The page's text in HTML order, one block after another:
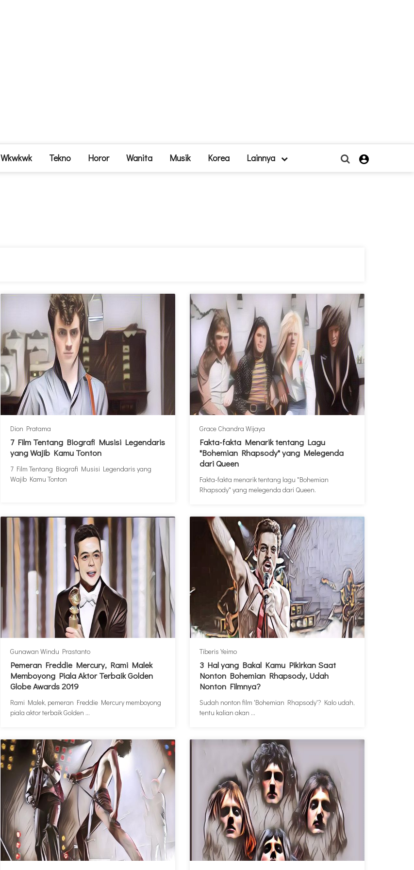
Wkwkwk Tekno Horor Wanita Musik Korea Lainnya 
Dion Pratama
7 Film Tentang Biografi Musisi Legendaris
yang Wajib Kamu Tonton
7 Film Tentang Biografi Musisi Legendaris yang
Wajib Kamu Tonton
Grace Chandra Wijaya
Fakta-fakta Menarik tentang Lagu
"Bohemian Rhapsody" yang Melegenda
dari Queen
Fakta-fakta menarik tentang lagu "Bohemian
Rhapsody" yang melegenda dari Queen.
Gunawan Windu Prastanto
Pemeran Freddie Mercury, Rami Malek
Memboyong Piala Aktor Terbaik Golden
Globe Awards 2019
Rami Malek, pemeran Freddie Mercury memboyong
piala aktor terbaik Golden ...
Tiberis Yeimo
3 Hal yang Bakal Kamu Pikirkan Saat
Nonton Bohemian Rhapsody, Udah
Nonton Filmnya?
Sudah nonton film 'Bohemian Rhapsody'? Kalo udah,
tentu kalian akan ...